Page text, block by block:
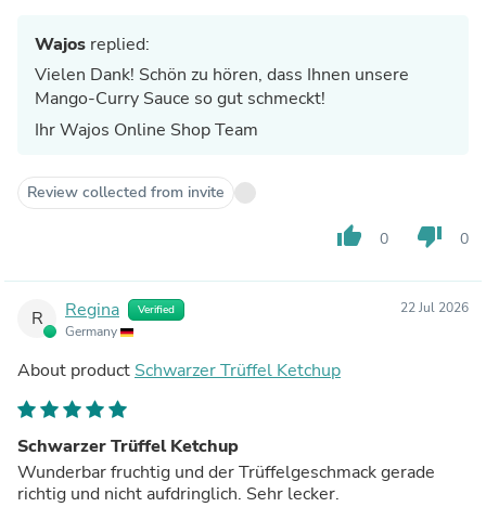
Wajos replied:
Vielen Dank! Schön zu hören, dass Ihnen unsere
Mango-Curry Sauce so gut schmeckt!
Ihr Wajos Online Shop Team
Review collected from invite
thumb_up 0 thumb_down 0
R Regina Verified
Germany
22 Jul 2026
About product Schwarzer Trüffel Ketchup
Schwarzer Trüffel Ketchup
Wunderbar fruchtig und der Trüffelgeschmack gerade
richtig und nicht aufdringlich. Sehr lecker.